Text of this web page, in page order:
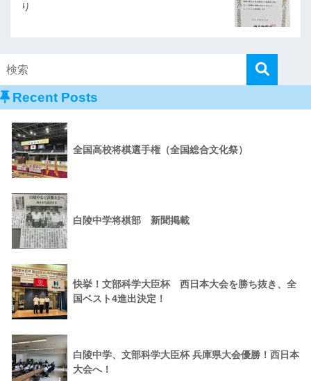
り
Recent Posts
全国高校将棋選手権（全国総合文化祭）
白陵中学将棋部 新聞掲載
快挙！文部科学大臣杯 西日本大会を勝ち抜き、全
国ベスト4進出決定！
白陵中学、文部科学大臣杯 兵庫県大会優勝！西日本
大会へ！